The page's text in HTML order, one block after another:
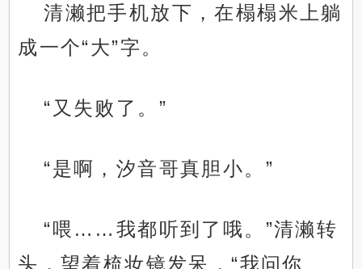
清濑把手机放下，在榻榻米上躺
成一个“大”字。
“又失败了。”
“是啊，汐音哥真胆小。”
“喂……我都听到了哦。”清濑转
头，望着梳妆镜发呆，“我问你